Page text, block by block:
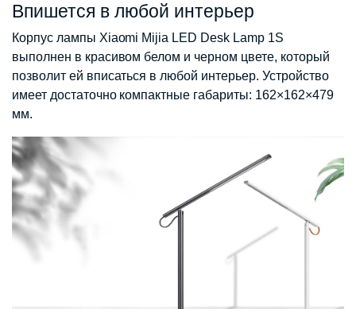
Впишется в любой интерьер
Корпус лампы Xiaomi Mijia LED Desk Lamp 1S
выполнен в красивом белом и черном цвете, который
позволит ей вписаться в любой интерьер. Устройство
имеет достаточно компактные габариты: 162×162×479
мм.